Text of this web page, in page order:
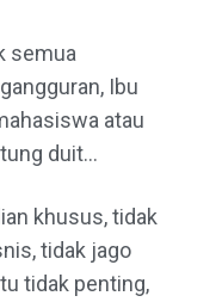
semua
Ibu
atau
duit...
khusus, tidak
tidak jago
tidak penting,